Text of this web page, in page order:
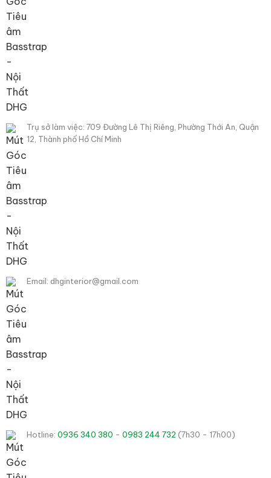
Trụ sở làm việc: 709 Đường Lê Thị Riêng, Phường Thới An, Quận
12, Thành phố Hồ Chí Minh
Email: dhginterior@gmail.com
Hotline: 0936 340 380 - 0983 244 732 (7h30 - 17h00)